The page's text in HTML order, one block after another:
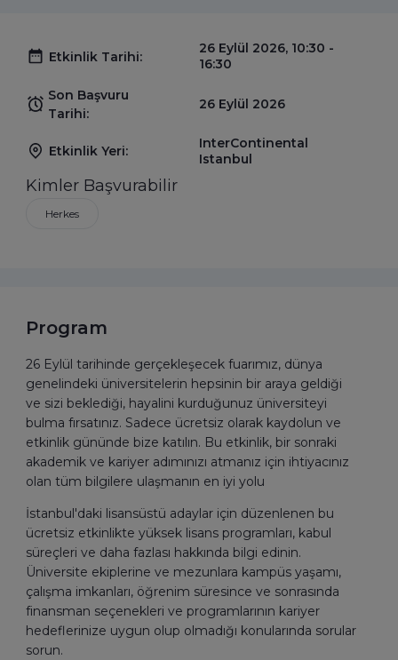
Etkinlik Tarihi:
26 Eylül 2026, 10:30 -
16:30
Son Başvuru
Tarihi:
26 Eylül 2026
Etkinlik Yeri:
InterContinental
Istanbul
Kimler Başvurabilir
Herkes
Program
26 Eylül tarihinde gerçekleşecek fuarımız, dünya
genelindeki üniversitelerin hepsinin bir araya geldiği
ve sizi beklediği, hayalini kurduğunuz üniversiteyi
bulma fırsatınız. Sadece ücretsiz olarak kaydolun ve
etkinlik gününde bize katılın. Bu etkinlik, bir sonraki
akademik ve kariyer adımınızı atmanız için ihtiyacınız
olan tüm bilgilere ulaşmanın en iyi yolu
İstanbul'daki lisansüstü adaylar için düzenlenen bu
ücretsiz etkinlikte yüksek lisans programları, kabul
süreçleri ve daha fazlası hakkında bilgi edinin.
Üniversite ekiplerine ve mezunlara kampüs yaşamı,
çalışma imkanları, öğrenim süresince ve sonrasında
finansman seçenekleri ve programlarının kariyer
hedeflerinize uygun olup olmadığı konularında sorular
sorun.